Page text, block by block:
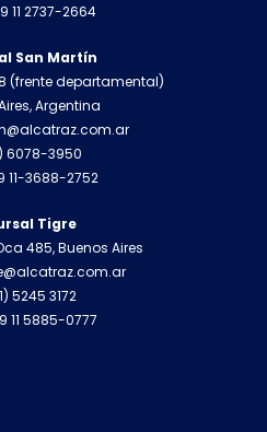
11 2737-2664
San Martín
(frente departamental)
Argentina
6078-3950
11-3688-2752
Tigre
485, Buenos Aires
5245 3172
11 5885-0777